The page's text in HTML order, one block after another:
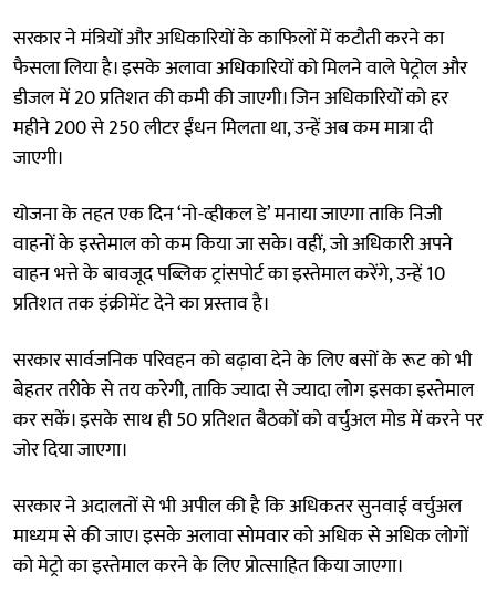
सरकार ने मंत्रियों और अधिकारियों के काफिलों में कटौती करने का
फैसला लिया है। इसके अलावा अधिकारियों को मिलने वाले पेट्रोल और
डीजल में 20 प्रतिशत की कमी की जाएगी। जिन अधिकारियों को हर
महीने 200 से 250 लीटर ईंधन मिलता था, उन्हें अब कम मात्रा दी
जाएगी।
योजना के तहत एक दिन ‘नो-व्हीकल डे’ मनाया जाएगा ताकि निजी
वाहनों के इस्तेमाल को कम किया जा सके। वहीं, जो अधिकारी अपने
वाहन भत्ते के बावजूद पब्लिक ट्रांसपोर्ट का इस्तेमाल करेंगे, उन्हें 10
प्रतिशत तक इंक्रीमेंट देने का प्रस्ताव है।
सरकार सार्वजनिक परिवहन को बढ़ावा देने के लिए बसों के रूट को भी
बेहतर तरीके से तय करेगी, ताकि ज्यादा से ज्यादा लोग इसका इस्तेमाल
कर सकें। इसके साथ ही 50 प्रतिशत बैठकों को वर्चुअल मोड में करने पर
जोर दिया जाएगा।
सरकार ने अदालतों से भी अपील की है कि अधिकतर सुनवाई वर्चुअल
माध्यम से की जाए। इसके अलावा सोमवार को अधिक से अधिक लोगों
को मेट्रो का इस्तेमाल करने के लिए प्रोत्साहित किया जाएगा।